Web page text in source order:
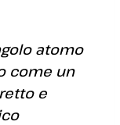
atomo
come un
e